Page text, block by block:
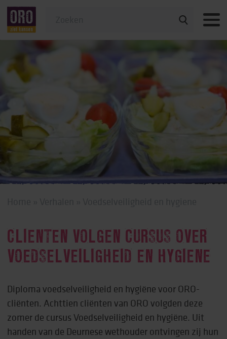
Veelgestelde vragen
CLIËNTEN VOLGEN CURSUS OVER
VOEDSELVEILIGHEID EN HYGIËNE
Diploma voedselveiligheid en hygiëne voor ORO-
cliënten. Achttien cliënten van ORO volgden deze
zomer de cursus Voedselveiligheid en hygiëne. Uit
handen van de Deurnese wethouder ontvingen zij hun